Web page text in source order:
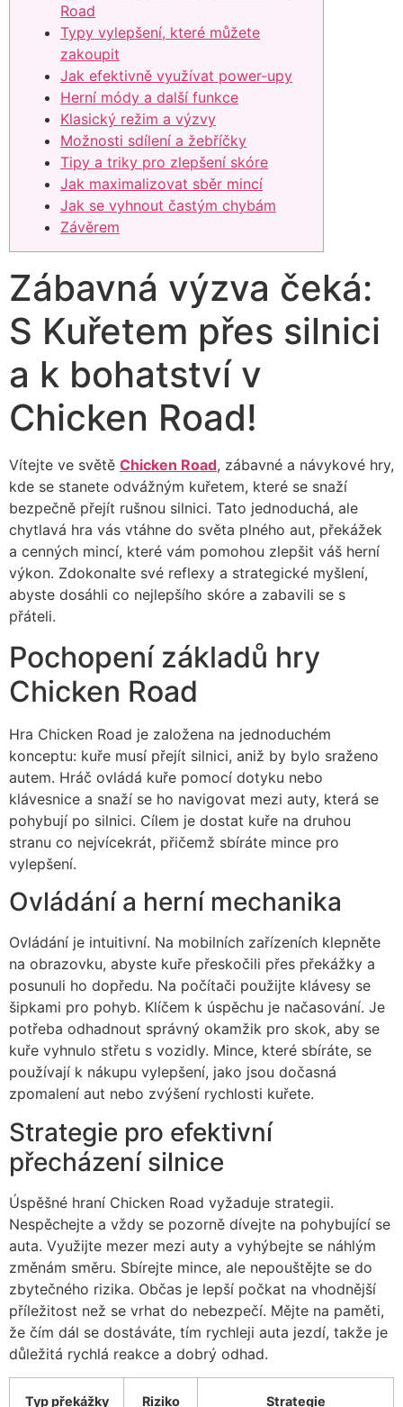
Road
Typy vylepšení, které můžete
zakoupit
Jak efektivně využívat power-upy
Herní módy a další funkce
Klasický režim a výzvy
Možnosti sdílení a žebříčky
Tipy a triky pro zlepšení skóre
Jak maximalizovat sběr mincí
Jak se vyhnout častým chybám
Závěrem
Zábavná výzva čeká:
S Kuřetem přes silnici
a k bohatství v
Chicken Road!
Vítejte ve světě Chicken Road, zábavné a návykové hry,
kde se stanete odvážným kuřetem, které se snaží
bezpečně přejít rušnou silnici. Tato jednoduchá, ale
chytlavá hra vás vtáhne do světa plného aut, překážek
a cenných mincí, které vám pomohou zlepšit váš herní
výkon. Zdokonalte své reflexy a strategické myšlení,
abyste dosáhli co nejlepšího skóre a zabavili se s
přáteli.
Pochopení základů hry
Chicken Road
Hra Chicken Road je založena na jednoduchém
konceptu: kuře musí přejít silnici, aniž by bylo sraženo
autem. Hráč ovládá kuře pomocí dotyku nebo
klávesnice a snaží se ho navigovat mezi auty, která se
pohybují po silnici. Cílem je dostat kuře na druhou
stranu co nejvícekrát, přičemž sbíráte mince pro
vylepšení.
Ovládání a herní mechanika
Ovládání je intuitivní. Na mobilních zařízeních klepněte
na obrazovku, abyste kuře přeskočili přes překážky a
posunuli ho dopředu. Na počítači použijte klávesy se
šipkami pro pohyb. Klíčem k úspěchu je načasování. Je
potřeba odhadnout správný okamžik pro skok, aby se
kuře vyhnulo střetu s vozidly. Mince, které sbíráte, se
používají k nákupu vylepšení, jako jsou dočasná
zpomalení aut nebo zvýšení rychlosti kuřete.
Strategie pro efektivní
přecházení silnice
Úspěšné hraní Chicken Road vyžaduje strategii.
Nespěchejte a vždy se pozorně dívejte na pohybující se
auta. Využijte mezer mezi auty a vyhýbejte se náhlým
změnám směru. Sbírejte mince, ale nepouštějte se do
zbytečného rizika. Občas je lepší počkat na vhodnější
příležitost než se vrhat do nebezpečí. Mějte na paměti,
že čím dál se dostáváte, tím rychleji auta jezdí, takže je
důležitá rychlá reakce a dobrý odhad.
Typ překážky Riziko Strategie